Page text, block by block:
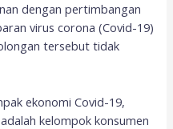
dengan pertimbangan
virus corona (Covid-19)
tersebut tidak
ekonomi Covid-19,
kelompok konsumen